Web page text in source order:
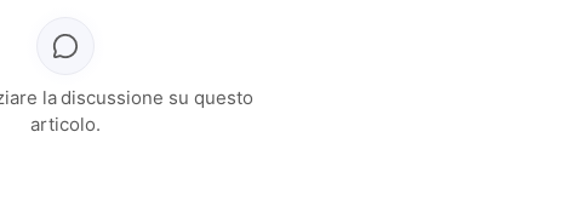
la discussione su questo
articolo.